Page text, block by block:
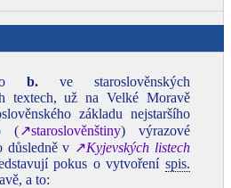
o b.ve staroslověnských
textech, už na Velké Moravě
základu nejstaršího
(↗staroslověnštiny) výrazové
důsledně v ↗Kyjevských listech
pokus o vytvoření spis.
a to: